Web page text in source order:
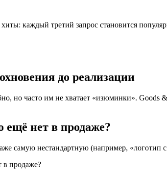
каждый третий запрос становится
до реализации
но часто им не хватает «изюминки». Goods
ещё нет в продаже?
самую нестандартную (например, «логотип